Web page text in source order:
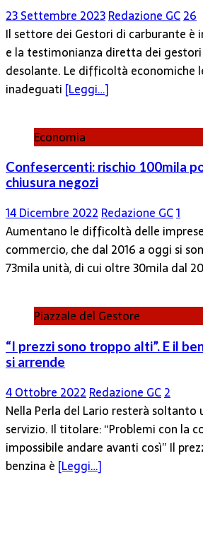
23 Settembre 2023Redazione GC26
Il settore dei Gestori di carburante è
e la testimonianza diretta dei
desolante. Le difficoltà economiche
inadeguati [Leggi…]
Economia
Confesercenti: rischio 100mila
chiusura negozi
14 Dicembre 2022 Redazione GC1
Aumentano le difficoltà delle
commercio, che dal 2016 a oggi si
73mila unità, di cui oltre 30mila dal
Piazzale del Gestore
“I prezzi sono troppo alti”. E il
si arrende
4 Ottobre 2022 Redazione GC2
Nella Perla del Lario resterà soltanto
servizio. Il titolare: “Problemi con la
impossibile andare avanti così” Il
benzina è [Leggi…]